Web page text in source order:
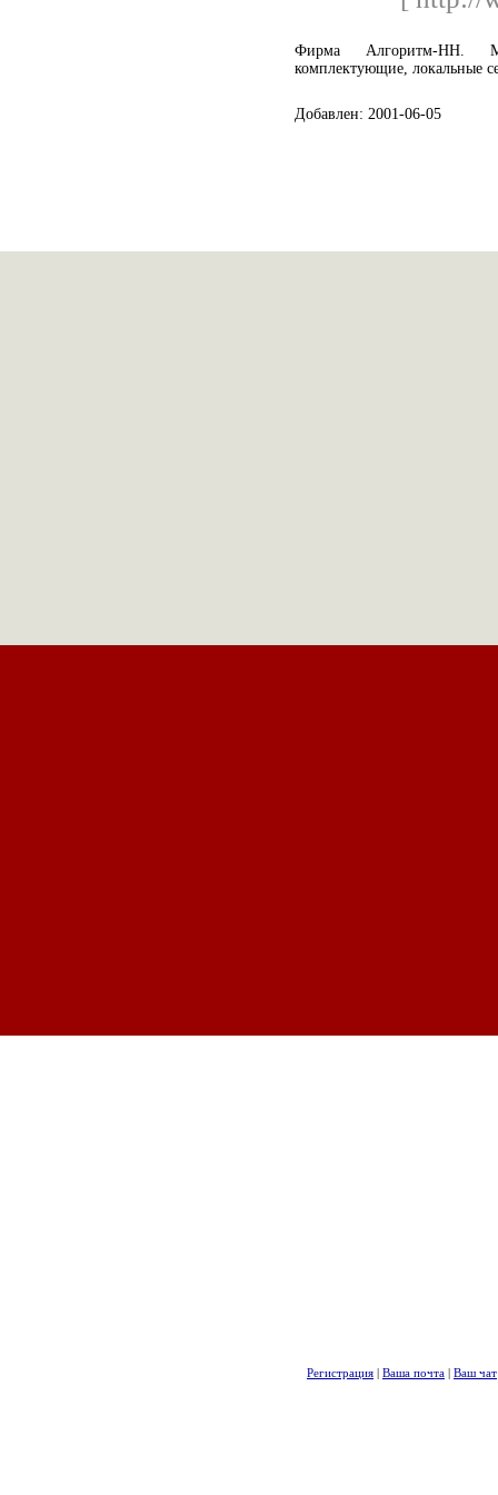
Фирма Алгоритм-НН.
комплектующие, локальные
Добавлен: 2001-06-05
Регистрация | Ваша почта | Ваш чат